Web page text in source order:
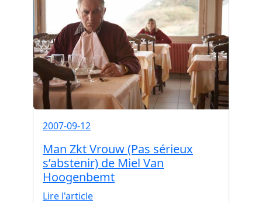
2007-09-12
Man Zkt Vrouw (Pas sérieux
s’abstenir) de Miel Van
Hoogenbemt
Lire l'article